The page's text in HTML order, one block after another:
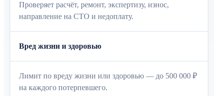
Проверяет расчёт, ремонт, экспертизу, износ,
направление на СТО и недоплату.
Вред жизни и здоровью
Лимит по вреду жизни или здоровью — до 500 000 ₽
на каждого потерпевшего.